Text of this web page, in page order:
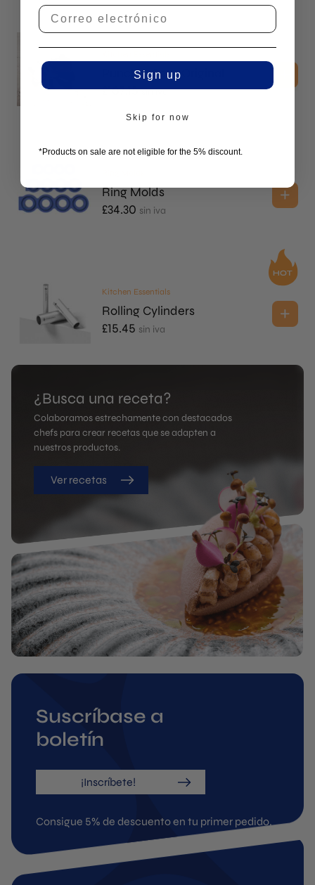
Puncher Set - Original
£107.15 sin iva
Ring Molds
£34.30 sin iva
Kitchen Essentials
Rolling Cylinders
£15.45 sin iva
¿Busca una receta?
Colaboramos estrechamente con destacados
chefs para crear recetas que se adapten a
nuestros productos.
Ver recetas
Suscríbase a
boletín
¡Inscríbete!
Consigue 5% de descuento en tu primer pedido.
Sign up
Skip for now
*Products on sale are not eligible for the 5% discount.